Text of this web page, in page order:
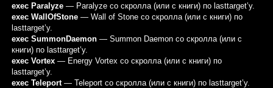
exec Paralyze— Paralyze со скролла (или с книги) по lasttarget’у.
exec WallOfStone— Wall of Stone со скролла (или с книги) по
lasttarget’у.
exec SummonDaemon— Summon Daemon со скролла (или с
книги) по lasttarget’у.
exec Vortex— Energy Vortex со скролла (или с книги) по
lasttarget’у.
exec Teleport— Teleport со скролла (или с книги) по lasttarget’у.